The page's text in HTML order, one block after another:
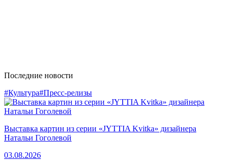
Последние новости
#Культура#Пресс-релизы
Выставка картин из серии «JYTTIA Kvitka» дизайнера
Натальи Гоголевой
03.08.2026